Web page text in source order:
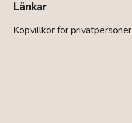
Länkar
Köpvillkor för privatpersoner